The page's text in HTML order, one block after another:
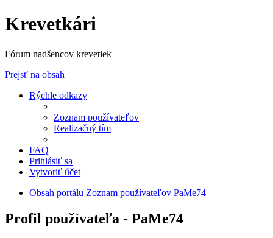
Krevetkári
Fórum nadšencov krevetiek
Prejsť na obsah
Rýchle odkazy
Zoznam používateľov
Realizačný tím
FAQ
Prihlásiť sa
Vytvoriť účet
Obsah portálu Zoznam používateľov PaMe74
Profil používateľa - PaMe74